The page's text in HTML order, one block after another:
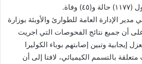
وفاة.
مدير الإدارة العامة للطوارئ والأوبئة بوزارة
أن جميع نتائج الفحوصات التي اجريت
إيجابية وتبين إصابتهم بوباء الكوليرا
بالتسمم الكيميائي، لافتا إلى أن